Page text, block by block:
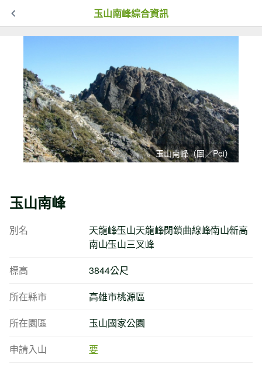
玉山南峰綜合資訊
玉山南峰（圖／Pei）
玉山南峰
別名
天龍峰∕玉山天龍峰∕閉鎖曲線峰∕南山∕新高
南山∕玉山三叉峰
標高
3844公尺
所在縣市
高雄市桃源區
所在園區
玉山國家公園
申請入山
要